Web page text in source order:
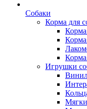
Собаки
Корма для
Корма
Корма
Игрушки